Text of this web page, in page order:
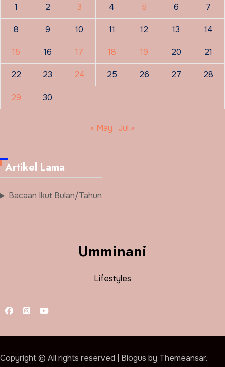
1 2 3 4 5 6 7
8 9 10 11 12 13 14
15 16 17 18 19 20 21
22 23 24 25 26 27 28
29 30
« May Jul »
Artikel Lama
Bacaan Ikut Bulan/Tahun
Umminani
Lifestyles
Copyright © All rights reserved Blogus by Themeansar.